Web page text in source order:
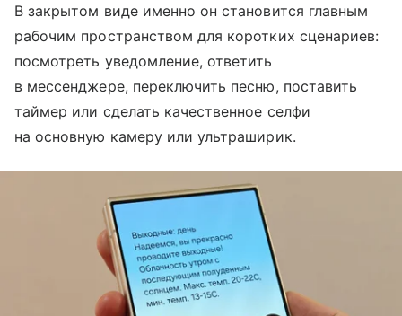
В закрытом виде именно он становится главным
рабочим пространством для коротких сценариев:
посмотреть уведомление, ответить
в мессенджере, переключить песню, поставить
таймер или сделать качественное селфи
на основную камеру или ультраширик.